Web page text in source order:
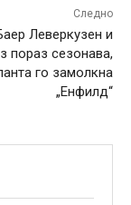
Следно
Леверкузен и
пораз сезонава,
го замолкна
„Енфилд“